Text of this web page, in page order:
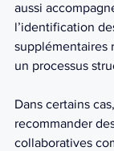
aussi
l’identification
supplémentaires
un processus
Dans certains
recommander
collaboratives